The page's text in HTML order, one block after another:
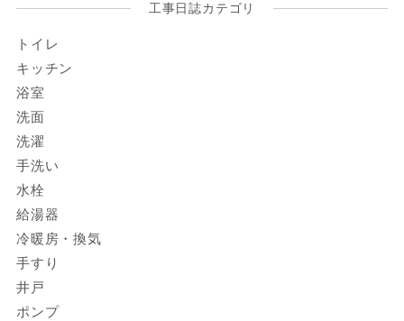
工事日誌カテゴリ
トイレ
キッチン
浴室
洗面
洗濯
手洗い
水栓
給湯器
冷暖房・換気
手すり
井戸
ポンプ